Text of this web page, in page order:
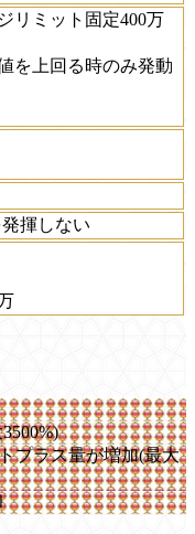
リミット固定400万
を上回る時のみ発動
揮しない
プラス量が増加(最大